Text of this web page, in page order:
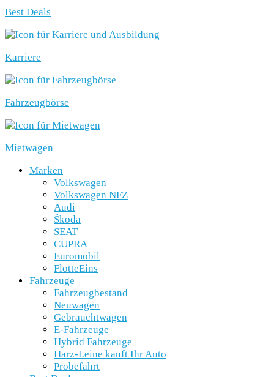
Best Deals
Karriere
Fahrzeugbörse
Mietwagen
Marken
Volkswagen
Volkswagen NFZ
Audi
Škoda
SEAT
CUPRA
Euromobil
FlotteEins
Fahrzeuge
Fahrzeugbestand
Neuwagen
Gebrauchtwagen
E-Fahrzeuge
Hybrid Fahrzeuge
Harz-Leine kauft Ihr Auto
Probefahrt